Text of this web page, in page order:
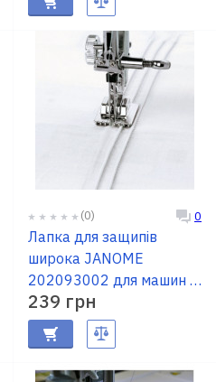
(0) 0
Лапка для защипів
широка JANOME
202093002 для машин із
шириною 9мм
239 грн